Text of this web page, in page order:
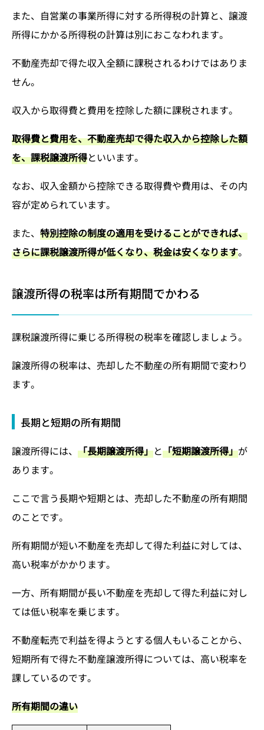
また、自営業の事業所得に対する所得税の計算と、譲渡
所得にかかる所得税の計算は別におこなわれます。
不動産売却で得た収入全額に課税されるわけではありま
せん。
収入から取得費と費用を控除した額に課税されます。
取得費と費用を、不動産売却で得た収入から控除した額
を、課税譲渡所得といいます。
なお、収入金額から控除できる取得費や費用は、その内
容が定められています。
また、 特別控除の制度の適用を受けることができれば、
さらに課税譲渡所得が低くなり、税金は安くなります。
譲渡所得の税率は所有期間でかわる
課税譲渡所得に乗じる所得税の税率を確認しましょう。
譲渡所得の税率は、売却した不動産の所有期間で変わり
ます。
長期と短期の所有期間
譲渡所得には、 「長期譲渡所得」と「短期譲渡所得」が
あります。
ここで言う長期や短期とは、売却した不動産の所有期間
のことです。
所有期間が短い不動産を売却して得た利益に対しては、
高い税率がかかります。
一方、所有期間が長い不動産を売却して得た利益に対し
ては低い税率を乗じます。
不動産転売で利益を得ようとする個人もいることから、
短期所有で得た不動産譲渡所得については、高い税率を
課しているのです。
所有期間の違い